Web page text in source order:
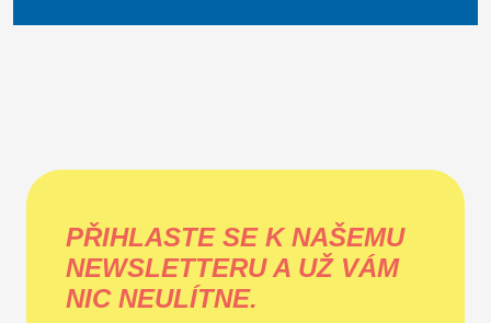
PŘIHLASTE SE K NAŠEMU
NEWSLETTERU A UŽ VÁM
NIC NEULÍTNE.